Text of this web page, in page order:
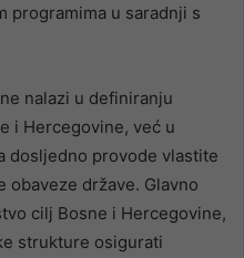
programima u saradnji s
nalazi u definiranju
i Hercegovine, već u
dosljedno provode vlastite
obaveze države. Glavno
cilj Bosne i Hercegovine,
strukture osigurati